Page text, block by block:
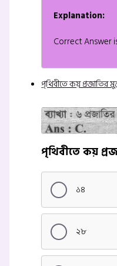
Explanation:
Correct Answer
পৃথিবীতে কয় প্রজাতির
পৃথিবীতে কয়
১৪
২৮